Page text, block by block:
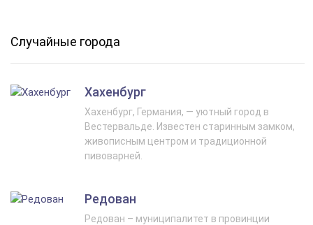
Случайные города
Хахенбург
Хахенбург, Германия, — уютный город в
Вестервальде. Известен старинным замком,
живописным центром и традиционной
пивоварней.
Редован
Редован – муниципалитет в провинции